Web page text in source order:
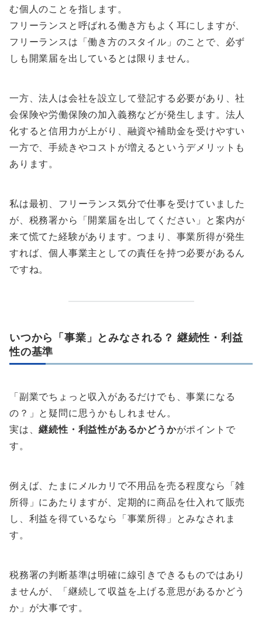
む個人のことを指します。
フリーランスと呼ばれる働き方もよく耳にしますが、
フリーランスは「働き方のスタイル」のことで、必ず
しも開業届を出しているとは限りません。
一方、法人は会社を設立して登記する必要があり、社
会保険や労働保険の加入義務などが発生します。法人
化すると信用力が上がり、融資や補助金を受けやすい
一方で、手続きやコストが増えるというデメリットも
あります。
私は最初、フリーランス気分で仕事を受けていました
が、税務署から「開業届を出してください」と案内が
来て慌てた経験があります。つまり、事業所得が発生
すれば、個人事業主としての責任を持つ必要があるん
ですね。
いつから「事業」とみなされる？ 継続性・利益
性の基準
「副業でちょっと収入があるだけでも、事業になる
の？」と疑問に思うかもしれません。
実は、継続性・利益性があるかどうかがポイントで
す。
例えば、たまにメルカリで不用品を売る程度なら「雑
所得」にあたりますが、定期的に商品を仕入れて販売
し、利益を得ているなら「事業所得」とみなされま
す。
税務署の判断基準は明確に線引きできるものではあり
ませんが、「継続して収益を上げる意思があるかどう
か」が大事です。